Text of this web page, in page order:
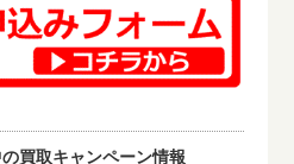
買取キャンペーン情報